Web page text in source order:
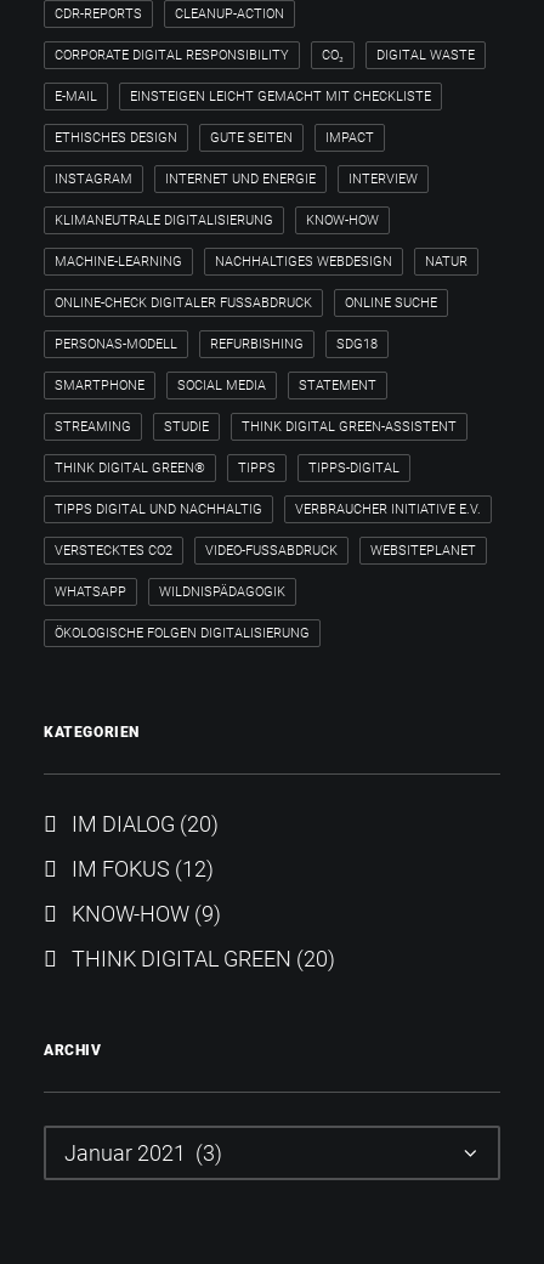
CDR-REPORTS CLEANUP-ACTION
CORPORATE DIGITAL RESPONSIBILITY CO₂ DIGITAL WASTE
E-MAIL EINSTEIGEN LEICHT GEMACHT MIT CHECKLISTE
ETHISCHES DESIGN GUTE SEITEN IMPACT
INSTAGRAM INTERNET UND ENERGIE INTERVIEW
KLIMANEUTRALE DIGITALISIERUNG KNOW-HOW
MACHINE-LEARNING NACHHALTIGES WEBDESIGN NATUR
ONLINE-CHECK DIGITALER FUSSABDRUCK ONLINE SUCHE
PERSONAS-MODELL REFURBISHING SDG18
SMARTPHONE SOCIAL MEDIA STATEMENT
STREAMING STUDIE THINK DIGITAL GREEN-ASSISTENT
THINK DIGITAL GREEN® TIPPS TIPPS-DIGITAL
TIPPS DIGITAL UND NACHHALTIG VERBRAUCHER INITIATIVE E.V.
VERSTECKTES CO2 VIDEO-FUSSABDRUCK WEBSITEPLANET
WHATSAPP WILDNISPÄDAGOGIK
ÖKOLOGISCHE FOLGEN DIGITALISIERUNG
KATEGORIEN
IM DIALOG (20)
IM FOKUS (12)
KNOW-HOW (9)
THINK DIGITAL GREEN (20)
ARCHIV
Archiv